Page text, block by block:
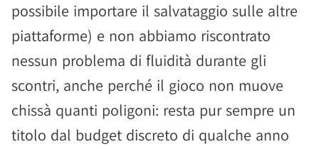
possibile importare il salvataggio sulle altre
piattaforme) e non abbiamo riscontrato
nessun problema di fluidità durante gli
scontri, anche perché il gioco non muove
chissà quanti poligoni: resta pur sempre un
titolo dal budget discreto di qualche anno